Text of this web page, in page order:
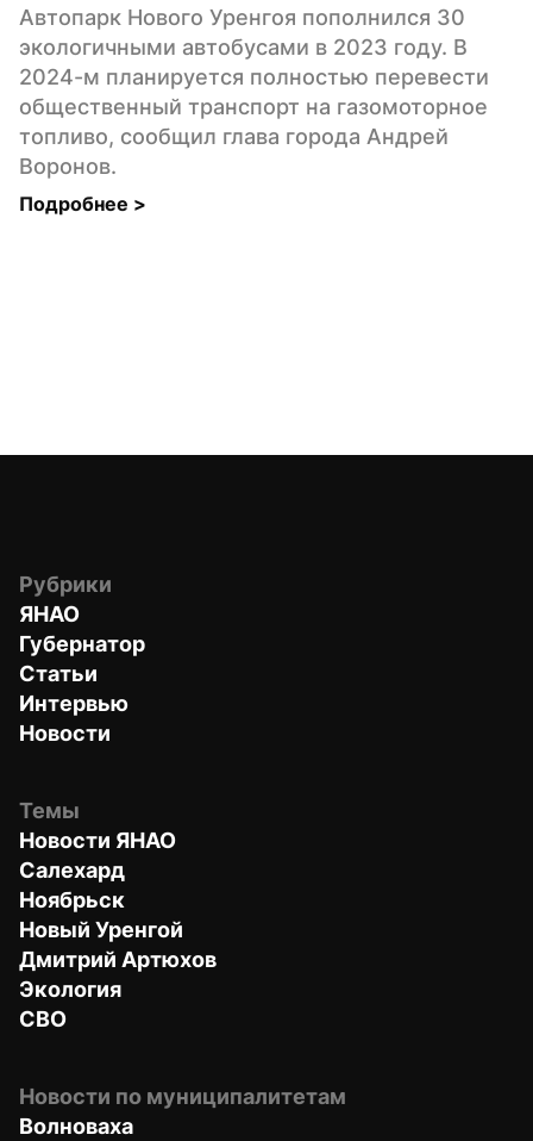
Автопарк Нового Уренгоя пополнился 30
экологичными автобусами в 2023 году. В
2024-м планируется полностью перевести
общественный транспорт на газомоторное
топливо, сообщил глава города Андрей
Воронов.
Подробнее >
Рубрики
ЯНАО
Губернатор
Статьи
Интервью
Новости
Темы
Новости ЯНАО
Салехард
Ноябрьск
Новый Уренгой
Дмитрий Артюхов
Экология
СВО
Новости по муниципалитетам
Волноваха